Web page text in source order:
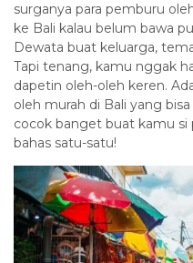
surganya para pemburu
ke Bali kalau belum bawa
Dewata buat keluarga,
Tapi tenang, kamu nggak
dapetin oleh-oleh keren.
oleh murah di Bali yang
cocok banget buat kamu si
bahas satu-satu!